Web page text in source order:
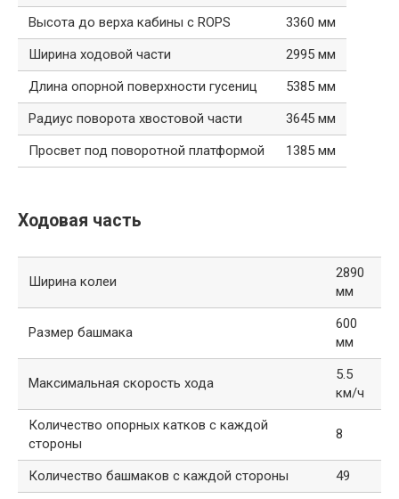
Высота до верха кабины с ROPS
3360 мм
Ширина ходовой части
2995 мм
Длина опорной поверхности гусениц
5385 мм
Радиус поворота хвостовой части
3645 мм
Просвет под поворотной платформой
1385 мм
Ходовая часть
Ширина колеи
2890
мм
Размер башмака
600
мм
Максимальная скорость хода
5.5
км/ч
Количество опорных катков с каждой
стороны
8
Количество башмаков с каждой стороны
49